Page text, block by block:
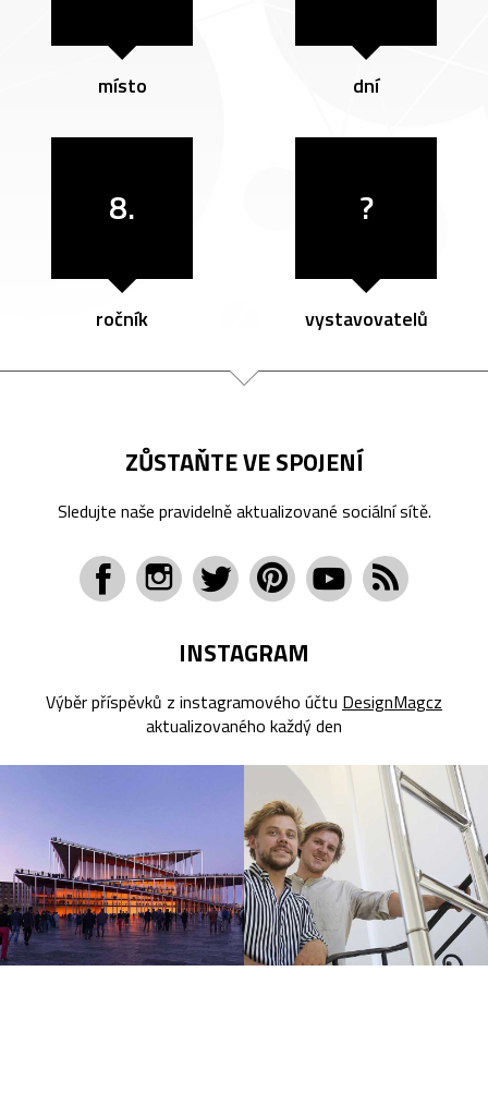
místo dní
8.
ročník
?
vystavovatelů
ZŮSTAŇTE VE SPOJENÍ
Sledujte naše pravidelně aktualizované sociální sítě.
INSTAGRAM
Výběr příspěvků z instagramového účtu DesignMagcz
aktualizovaného každý den